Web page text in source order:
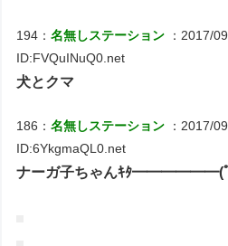
194：名無しステーション
：2017/
ID:FVQuINuQ0.net
犬とクマ
186：名無しステーション
：2017/
ID:6YkgmaQL0.net
ナーガ子ちゃんｷﾀ